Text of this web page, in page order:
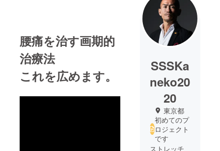
腰痛を治す画期的
治療法
これを広めます。
SSSKa
neko20
20
東京都
初めてのプ
ロジェクト
です
ストレッチ